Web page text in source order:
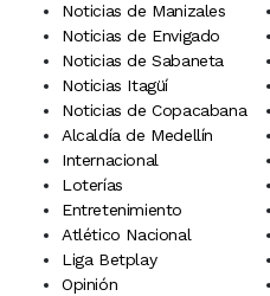
Noticias de Manizales
Noticias de Envigado
Noticias de Sabaneta
Noticias Itagüí
Noticias de Copacabana
Alcaldía de Medellín
Internacional
Loterías
Entretenimiento
Atlético Nacional
Liga Betplay
Opinión